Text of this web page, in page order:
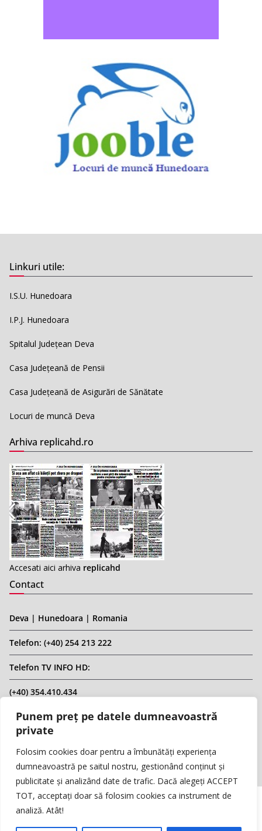
Punem preț pe datele dumneavoastră
private
Folosim cookies doar pentru a îmbunătăți experiența
dumneavoastră pe saitul nostru, gestionând conținut și
publicitate și analizând date de trafic. Dacă alegeți ACCEPT
TOT, acceptați doar să folosim cookies ca instrument de
analiză. Atât!
Linkuri utile:
I.S.U. Hunedoara
I.P.J. Hunedoara
Spitalul Județean Deva
Casa Județeană de Pensii
Casa Județeană de Asigurări de Sănătate
Locuri de muncă Deva
Arhiva replicahd.ro
Accesati aici arhiva replicahd
Contact
Deva | Hunedoara | Romania
Telefon: (+40) 254 213 222
Telefon TV INFO HD:
(+40) 354.410.434
Email: infohd20@gmail.com
Website: www.replicahd.ro